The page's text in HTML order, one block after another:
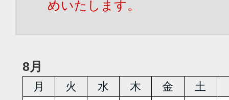
めいたします。
8月
月 火 水 木 金 土